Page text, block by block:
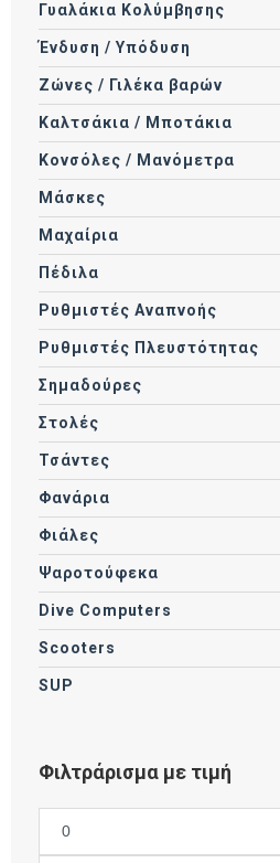
Γυαλάκια Κολύμβησης
Ένδυση / Υπόδυση
Ζώνες / Γιλέκα βαρών
Καλτσάκια / Μποτάκια
Κονσόλες / Μανόμετρα
Μάσκες
Μαχαίρια
Πέδιλα
Ρυθμιστές Αναπνοής
Ρυθμιστές Πλευστότητας
Σημαδούρες
Στολές
Τσάντες
Φανάρια
Φιάλες
Ψαροτούφεκα
Dive Computers
Scooters
SUP
Φιλτράρισμα με τιμή
τιμή